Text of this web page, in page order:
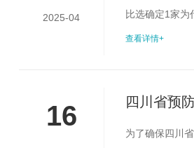
2025-04
比选确定1家为
要求(一)入选四
查看详情+
16
四川省预
会第二次
为了确保四川